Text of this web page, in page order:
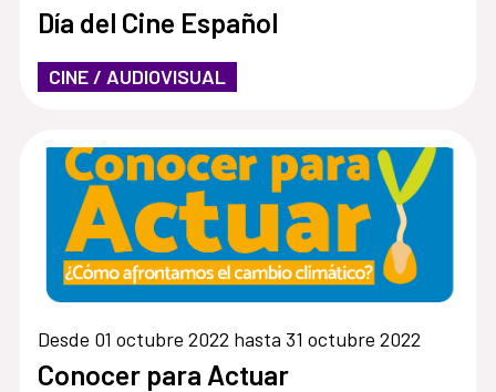
Día del Cine Español
CINE / AUDIOVISUAL
Desde 01 octubre 2022 hasta 31 octubre 2022
Conocer para Actuar